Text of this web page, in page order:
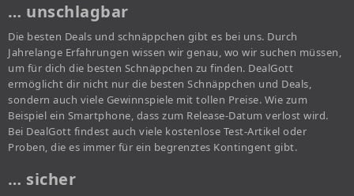
… unschlagbar
Die besten Deals und schnäppchen gibt es bei uns. Durch
Jahrelange Erfahrungen wissen wir genau, wo wir suchen müssen,
um für dich die besten Schnäppchen zu finden. DealGott
ermöglicht dir nicht nur die besten Schnäppchen und Deals,
sondern auch viele Gewinnspiele mit tollen Preise. Wie zum
Beispiel ein Smartphone, dass zum Release-Datum verlost wird.
Bei DealGott findest auch viele kostenlose Test-Artikel oder
Proben, die es immer für ein begrenztes Kontingent gibt.
… sicher